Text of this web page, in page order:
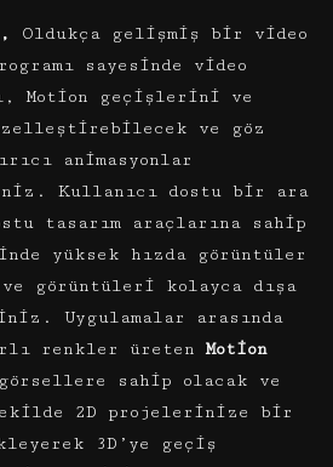
Oldukça gelişmiş bir video
sayesinde video
Motion geçişlerini ve
ve göz
animasyonlar
Kullanıcı dostu bir ara
tasarım araçlarına sahip
yüksek hızda görüntüler
görüntüleri kolayca dışa
Uygulamalar arasında
renkler üretenMotion
sahip olacak ve
2D projelerinize bir
3D’ye geçiş